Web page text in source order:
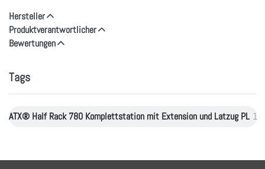
Hersteller
Produktverantwortlicher
Bewertungen
Tags
ATX® Half Rack 780 Komplettstation mit Extension und Latzug PL 1